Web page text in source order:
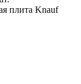
плита Knauf